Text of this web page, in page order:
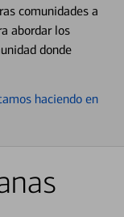
comunidades a
abordar los
donde
haciendo en